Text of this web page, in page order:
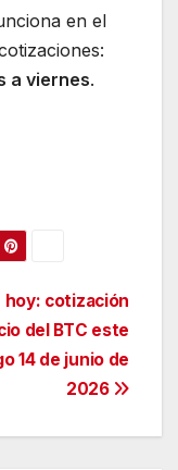
en el
a viernes.
hoy: cotización
del BTC este
14 de junio de
2026